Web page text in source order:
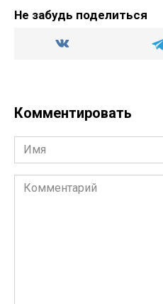
Не забудь поделиться
Комментировать
Имя
Комментарий